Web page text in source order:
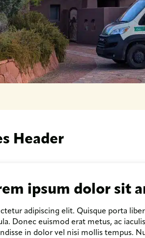
Header
ipsum dolor sit
adipiscing elit. Quisque porta
Donec euismod erat metus, ac
in dolor vel nisi mollis tempus.